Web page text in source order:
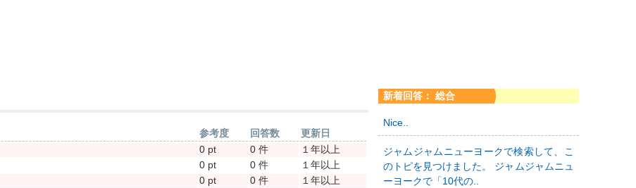
参考度 回答数
更新日
0 pt 0 件
１年以上
0 pt 0 件
１年以上
0 pt 0 件
１年以上
新着回答： 総合
Nice..
ジャムジャムニューヨークで検索して、こ
のトピを見つけました。 ジャムジャムニュ
ーヨークで「10代の..